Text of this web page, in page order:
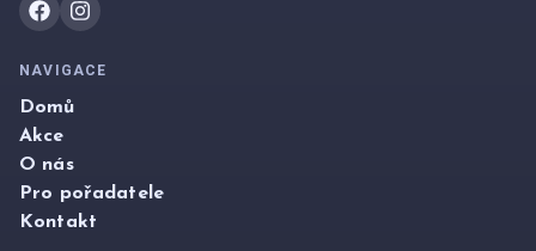
NAVIGACE
Domů
Akce
O nás
Pro pořadatele
Kontakt